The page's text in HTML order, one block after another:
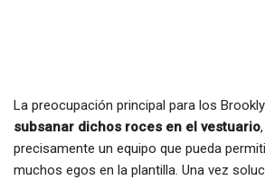
La preocupación principal para los
subsanar dichos roces en el vestuario
precisamente un equipo que pueda
muchos egos en la plantilla. Una vez